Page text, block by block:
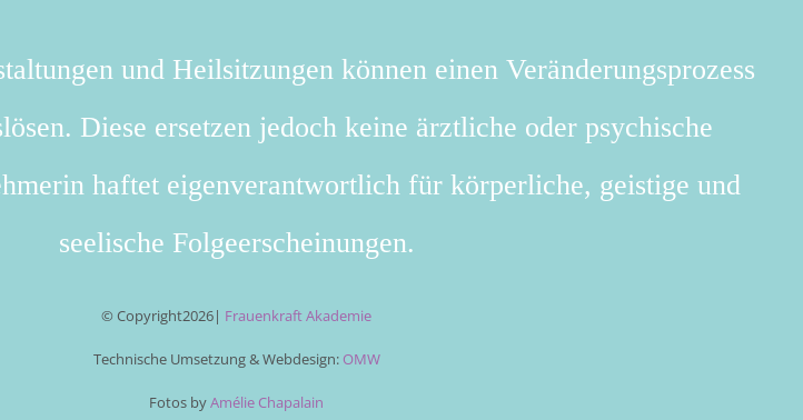
und Heilsitzungen können einen Veränderungsprozess
Diese ersetzen jedoch keine ärztliche oder psychische
haftet eigenverantwortlich für körperliche, geistige und
seelische Folgeerscheinungen.
© Copyright2026| Frauenkraft Akademie
Technische Umsetzung & Webdesign: OMW
Fotos byAmélie Chapalain